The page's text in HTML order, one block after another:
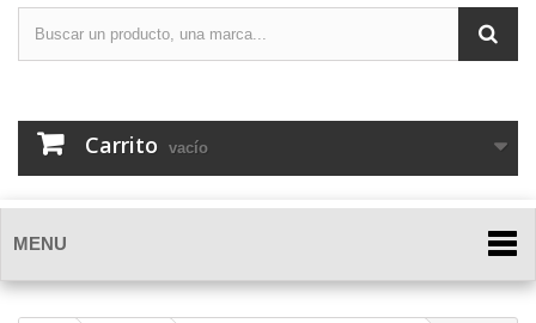
Carrito vacío
MENU